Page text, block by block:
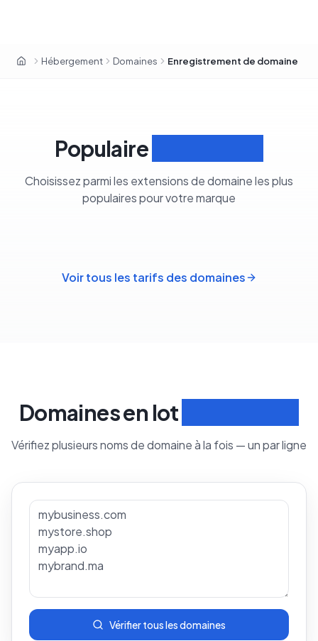
OxaHost Sénégal
Hébergement Domaines Enregistrement de domaine
Populaire
Choisissez parmi les extensions de domaine les plus
populaires pour votre marque
Voir tous les tarifs des domaines
Domaines en lot
Vérifiez plusieurs noms de domaine à la fois — un par ligne
Vérifier tous les domaines